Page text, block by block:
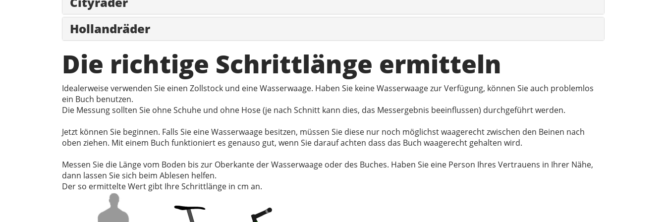
Hollandräder
Die richtige Schrittlänge ermitteln
Idealerweise verwenden Sie einen Zollstock und eine Wasserwaage. Haben Sie keine Wasserwaage zur Verfügung, können Sie auch problemlos
ein Buch benutzen.
Die Messung sollten Sie ohne Schuhe und ohne Hose (je nach Schnitt kann dies, das Messergebnis beeinflussen) durchgeführt werden.
Jetzt können Sie beginnen. Falls Sie eine Wasserwaage besitzen, müssen Sie diese nur noch möglichst waagerecht zwischen den Beinen nach
oben ziehen. Mit einem Buch funktioniert es genauso gut, wenn Sie darauf achten dass das Buch waagerecht gehalten wird.
Messen Sie die Länge vom Boden bis zur Oberkante der Wasserwaage oder des Buches. Haben Sie eine Person Ihres Vertrauens in Ihrer Nähe,
dann lassen Sie sich beim Ablesen helfen.
Der so ermittelte Wert gibt Ihre Schrittlänge in cm an.